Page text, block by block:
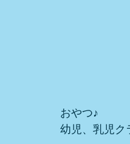
おやつ♪
幼児、乳児ク